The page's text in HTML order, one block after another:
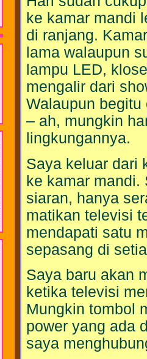
ke kamar mandi
di ranjang.
lama walaupun
lampu LED,
mengalir dari
Walaupun
– ah, mungkin
lingkungannya.
Saya keluar dari
ke kamar mandi.
siaran, hanya
matikan televisi
mendapati satu
sepasang di
Saya baru akan
ketika televisi
Mungkin tombol
power yang ada
saya